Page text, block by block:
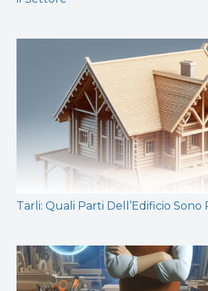
Tarli: Quali Parti Dell’Edificio